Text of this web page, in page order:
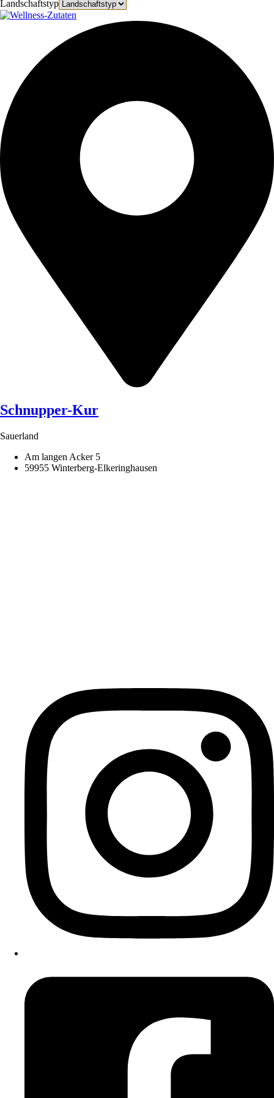
Landschaftstyp
Schnupper-Kur
Sauerland
Am langen Acker 5
59955 Winterberg-Elkeringhausen